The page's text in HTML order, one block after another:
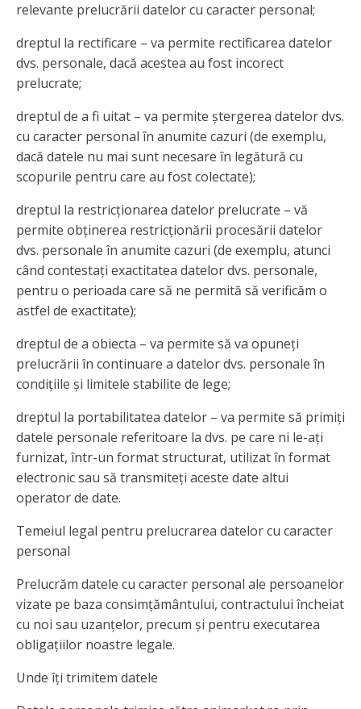
relevante prelucrării datelor cu caracter personal;
dreptul la rectificare – va permite rectificarea datelor
dvs. personale, dacă acestea au fost incorect
prelucrate;
dreptul de a fi uitat – va permite ștergerea datelor dvs.
cu caracter personal în anumite cazuri (de exemplu,
dacă datele nu mai sunt necesare în legătură cu
scopurile pentru care au fost colectate);
dreptul la restricționarea datelor prelucrate – vă
permite obținerea restricționării procesării datelor
dvs. personale în anumite cazuri (de exemplu, atunci
când contestați exactitatea datelor dvs. personale,
pentru o perioada care să ne permită să verificăm o
astfel de exactitate);
dreptul de a obiecta – va permite să va opuneți
prelucrării în continuare a datelor dvs. personale în
condițiile și limitele stabilite de lege;
dreptul la portabilitatea datelor – va permite să primiți
datele personale referitoare la dvs. pe care ni le-ați
furnizat, într-un format structurat, utilizat în format
electronic sau să transmiteți aceste date altui
operator de date.
Temeiul legal pentru prelucrarea datelor cu caracter
personal
Prelucrăm datele cu caracter personal ale persoanelor
vizate pe baza consimțământului, contractului încheiat
cu noi sau uzanțelor, precum și pentru executarea
obligațiilor noastre legale.
Unde îți trimitem datele